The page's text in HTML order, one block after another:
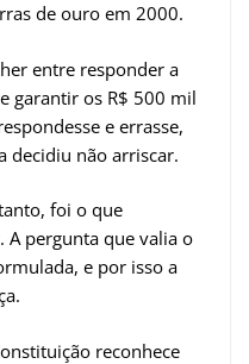
de ouro em 2000.
entre responder a
garantir os R$ 500 mil
e errasse,
decidiu não arriscar.
foi o que
A pergunta que valia o
e por isso a
reconhece